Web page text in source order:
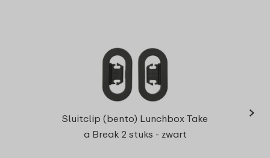
Sluitclip (bento) Lunchbox Take
a Break 2 stuks - zwart
›